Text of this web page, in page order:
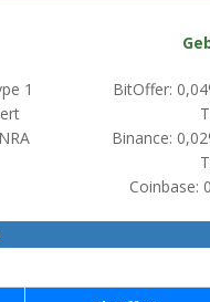
1
BitOffer:
Binance:
Coinbase: